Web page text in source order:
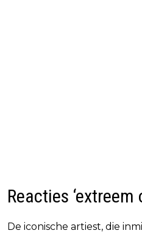
Reacties ‘extreem
De iconische artiest, die